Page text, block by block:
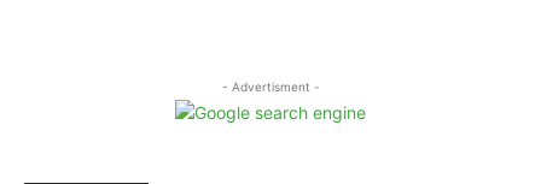
- Advertisment -